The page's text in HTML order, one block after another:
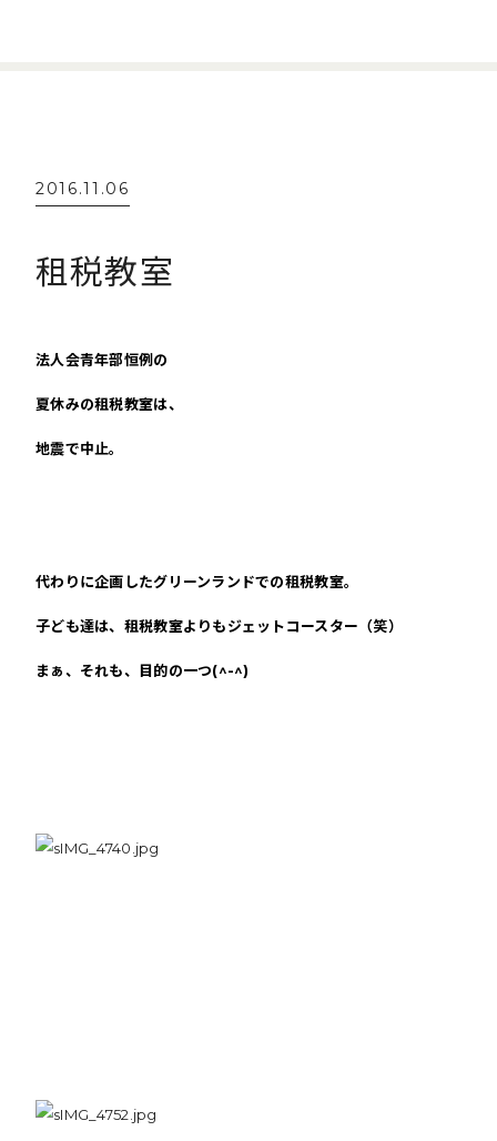
2016.11.06
租税教室
法人会青年部恒例の
夏休みの租税教室は、
地震で中止。
代わりに企画したグリーンランドでの租税教室。
子ども達は、租税教室よりもジェットコースター（笑）
まぁ、それも、目的の一つ(^-^)